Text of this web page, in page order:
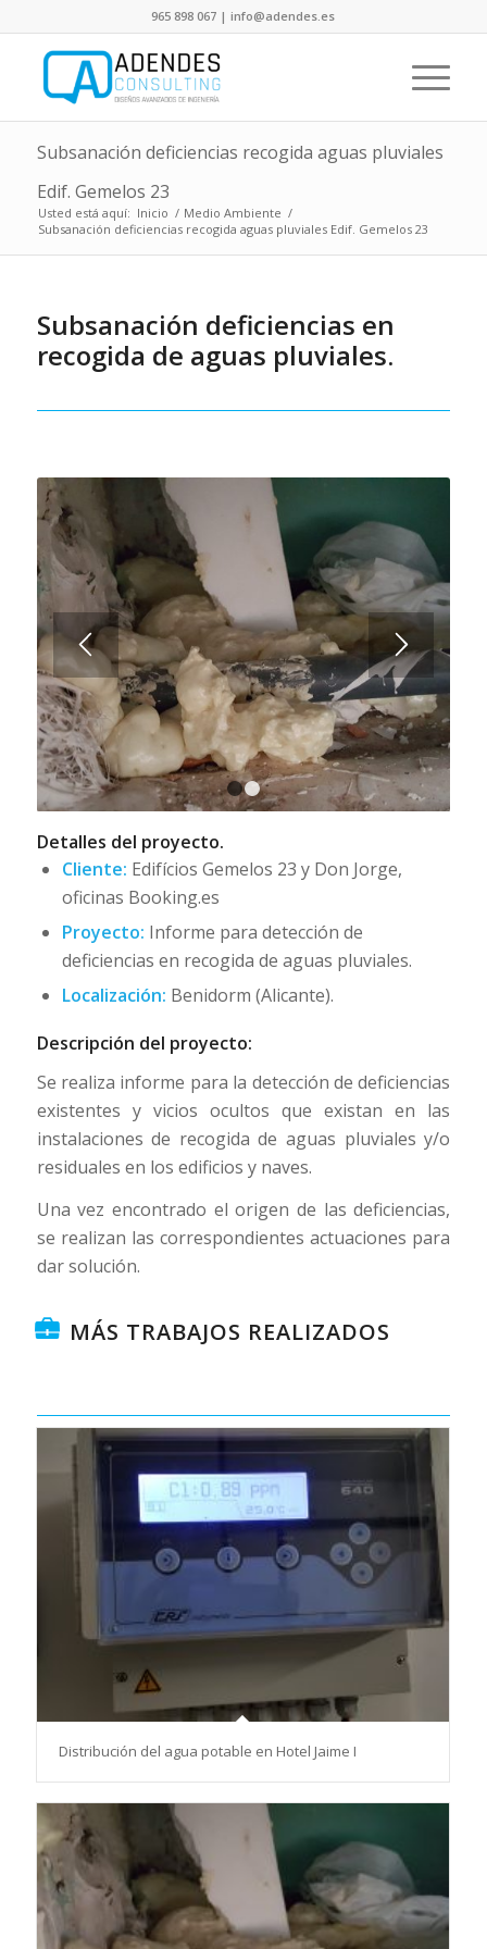
965 898 067 | info@adendes.es
Subsanación deficiencias recogida aguas pluviales
Edif. Gemelos 23
Usted está aquí: Inicio / Medio Ambiente /
Subsanación deficiencias recogida aguas pluviales Edif. Gemelos 23
Subsanación deficiencias en
recogida de aguas pluviales.
1 2
Detalles del proyecto.
Cliente: Edifícios Gemelos 23 y Don Jorge,
oficinas Booking.es
Proyecto: Informe para detección de
deficiencias en recogida de aguas pluviales.
Localización: Benidorm (Alicante).
Descripción del proyecto:
Se realiza informe para la detección de deficiencias
existentes y vicios ocultos que existan en las
instalaciones de recogida de aguas pluviales y/o
residuales en los edificios y naves.
Una vez encontrado el origen de las deficiencias,
se realizan las correspondientes actuaciones para
dar solución.
MÁS TRABAJOS REALIZADOS
Distribución del agua potable en Hotel Jaime I